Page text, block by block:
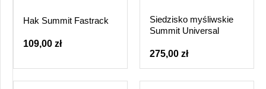
Hak Summit Fastrack
109,00 zł
Siedzisko myśliwskie
Summit Universal
275,00 zł